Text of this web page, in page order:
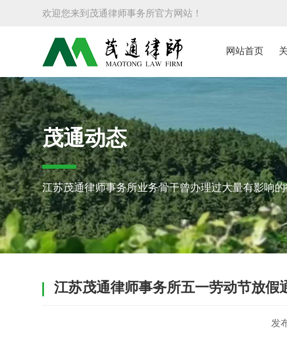
欢迎您来到茂通律师事务所官方网站！
网站首页
茂通动态
江苏茂通律师事务所业务骨干曾办理过大量有影响
江苏茂通律师事务所五一劳动节放假
发